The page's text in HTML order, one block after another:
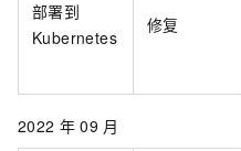
部署到
Kubernetes
修复
2022 年 09 月